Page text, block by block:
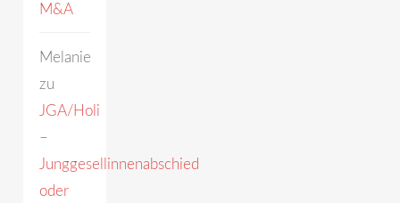
M&A
Melanie
zu
JGA/Holi
–
Junggesellinnenabschied
oder